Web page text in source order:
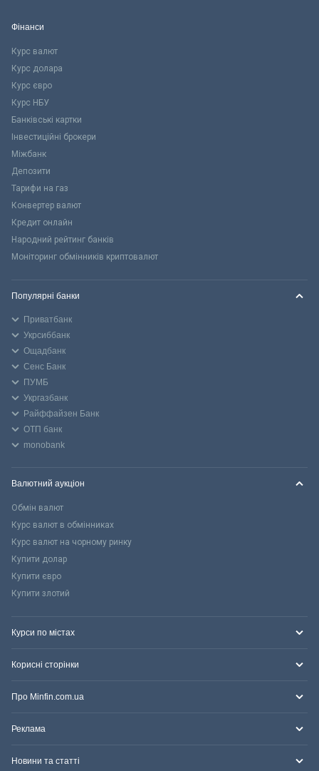
Фінанси
Курс валют
Курс долара
Курс євро
Курс НБУ
Банківські картки
Інвестиційні брокери
Міжбанк
Депозити
Тарифи на газ
Конвертер валют
Кредит онлайн
Народний рейтинг банків
Моніторинг обмінників криптовалют
Популярні банки
Приватбанк
Укрсиббанк
Ощадбанк
Сенс Банк
ПУМБ
Укргазбанк
Райффайзен Банк
ОТП банк
monobank
Валютний аукціон
Обмін валют
Курс валют в обмінниках
Курс валют на чорному ринку
Купити долар
Купити євро
Купити злотий
Курси по містах
Корисні сторінки
Про Minfin.com.ua
Реклама
Новини та статті